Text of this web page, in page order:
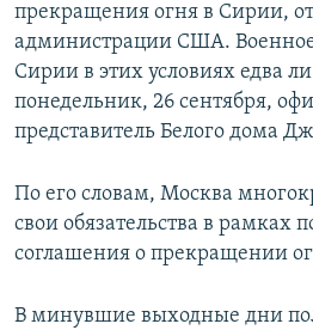
прекращения огня в Сирии,
администрации США. Военное
Сирии в этих условиях едва
понедельник, 26 сентября,
представитель Белого дома
По его словам, Москва
свои обязательства в рамках
соглашения о прекращении
В минувшие выходные дни